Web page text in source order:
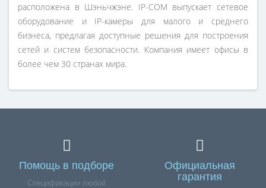
расположена в Шэньчжэне. IP-COM выпускает сетевое
оборудование и IP-камеры для малого и среднего
бизнеса, предлагая доступные решения для построения
сетей и систем безопасности. Компания имеет офисы в
более чем 30 странах мира.
Помощь в подборе
Спецификации любой
Официальная
гарантия